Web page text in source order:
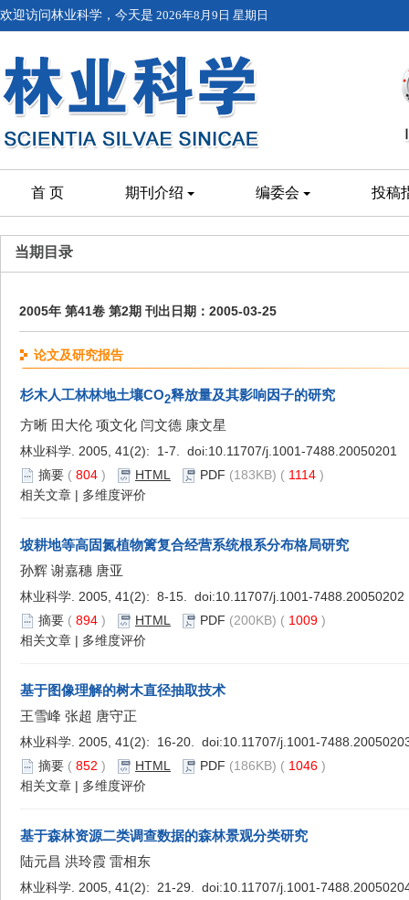
欢迎访问林业科学，今天是 2026年8月9日 星期日
首 页 期刊介绍 编委会 投稿
当期目录
2005年 第41卷 第2期 刊出日期：2005-03-25
论文及研究报告
杉木人工林林地土壤CO2释放量及其影响因子的研究
方晰 田大伦 项文化 闫文德 康文星
林业科学. 2005, 41(2): 1-7. doi:10.11707/j.1001-7488.20050201
摘要 ( 804 ) HTML PDF (183KB) ( 1114 )
相关文章 | 多维度评价
坡耕地等高固氮植物篱复合经营系统根系分布格局研究
孙辉 谢嘉穗 唐亚
林业科学. 2005, 41(2): 8-15. doi:10.11707/j.1001-7488.20050202
摘要 ( 894 ) HTML PDF (200KB) ( 1009 )
相关文章 | 多维度评价
基于图像理解的树木直径抽取技术
王雪峰 张超 唐守正
林业科学. 2005, 41(2): 16-20. doi:10.11707/j.1001-
摘要 ( 852 ) HTML PDF (186KB) ( 1046 )
相关文章 | 多维度评价
基于森林资源二类调查数据的森林景观分类研究
陆元昌 洪玲霞 雷相东
林业科学. 2005, 41(2): 21-29. doi:10.11707/j.1001-